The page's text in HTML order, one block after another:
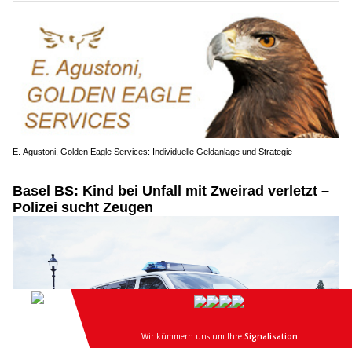
E. Agustoni, Golden Eagle Services: Individuelle Geldanlage und Strategie
Basel BS: Kind bei Unfall mit Zweirad verletzt –
Polizei sucht Zeugen